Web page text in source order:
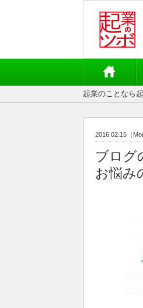
起業のことなら
2016.02.15（
ブログ
お悩み